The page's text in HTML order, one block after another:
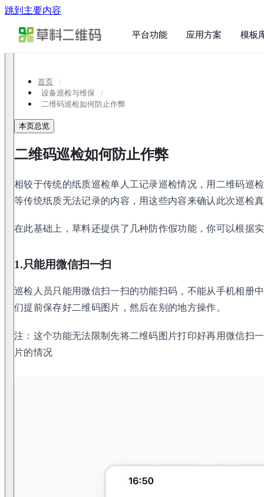
跳到主要内容
平台功能 应用方案 模板
首页
设备巡检与维保
二维码巡检如何防止作弊
本页总览
二维码巡检如何防止作弊
相较于传统的纸质巡检单人工记录巡检情况，用二维码巡
等传统纸质无法记录的内容，用这些内容来确认此次巡检
在此基础上，草料还提供了几种防作假功能，你可以根据
1.只能用微信扫一扫
巡检人员只能用微信扫一扫的功能扫码，不能从手机相册
们提前保存好二维码图片，然后在别的地方操作。
注：这个功能无法限制先将二维码图片打印好再用微信扫
片的情况